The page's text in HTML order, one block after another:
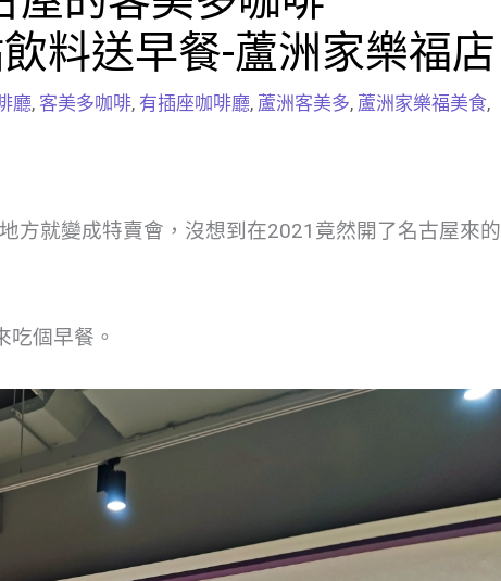
料送早餐-蘆洲家樂福店
廳, 客美多咖啡, 有插座咖啡廳, 蘆洲客美多, 蘆洲家樂福美食,
方就變成特賣會，沒想到在2021竟然開了名古屋來的
個早餐。